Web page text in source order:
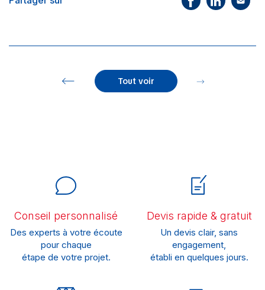
Tout voir
Conseil personnalisé
Des experts à votre écoute
pour chaque
étape de votre projet.
Devis rapide & gratuit
Un devis clair, sans
engagement,
établi en quelques jours.